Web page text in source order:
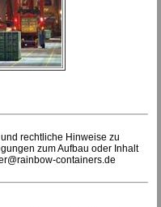
rechtliche Hinweise zu
zum Aufbau oder Inhalt
containers.de